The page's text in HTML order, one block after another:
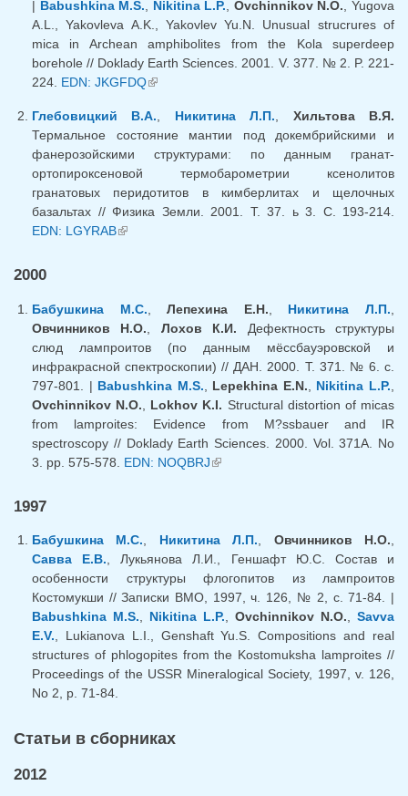
| Babushkina M.S., Nikitina L.P., Ovchinnikov N.O., Yugova
A.L., Yakovleva A.K., Yakovlev Yu.N. Unusual strucrures of
mica in Archean amphibolites from the Kola superdeep
borehole // Doklady Earth Sciences. 2001. V. 377. № 2. P. 221-
224. EDN: JKGFDQ(внешняя ссылка)
Глебовицкий В.А., Никитина Л.П., Хильтова В.Я.
Термальное состояние мантии под докембрийскими и
фанерозойскими структурами: по данным гранат-
ортопироксеновой термобарометрии ксенолитов
гранатовых перидотитов в кимберлитах и щелочных
базальтах // Физика Земли. 2001. Т. 37. ь 3. С. 193-214.
EDN: LGYRAB(внешняя ссылка)
2000
Бабушкина М.С. ,Лепехина Е.Н. Никитина Л.П.
Овчинников Н.О.
Лохов К.И. Дефектность структуры
слюд лампроитов (по данным мёссбауэровской и
инфракрасной спектроскопии) // ДАН. 2000. Т. 371. № 6. с.
797-801. | Babushkina M.S. Lepekhina E.N. Nikitina L.P.
Ovchinnikov N.O.
Lokhov K.I. Structural distortion of micas
from lamproites: Evidence from M?ssbauer and IR
spectroscopy // Doklady Earth Sciences. 2000. Vol. 371A. No
3. pp. 575-578. EDN: NOQBRJ(внешняя ссылка)
1997
Бабушкина М.С., Никитина Л.П., Овчинников Н.О.,
Савва Е.В., Лукьянова Л.И., Геншафт Ю.С. Состав и
особенности структуры флогопитов из лампроитов
Костомукши // Записки ВМО, 1997, ч. 126, № 2, с. 71-84. |
Babushkina M.S., Nikitina L.P., Ovchinnikov N.O., Savva
E.V., Lukianova L.I., Genshaft Yu.S. Compositions and real
structures of phlogopites from the Kostomuksha lamproites //
Proceedings of the USSR Mineralogical Society, 1997, v. 126,
No 2, p. 71-84.
Cтатьи в сборниках
2012